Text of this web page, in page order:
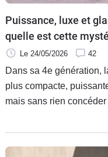
Puissance, luxe et
quelle est cette
italienne ?
Le 24/05/2026 42
Dans sa 4e génération,
plus compacte,
mais sans rien
tout n’est pas rose,
le dit.